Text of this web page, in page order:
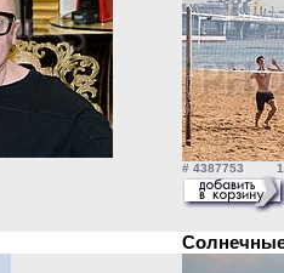
# 4387753 17